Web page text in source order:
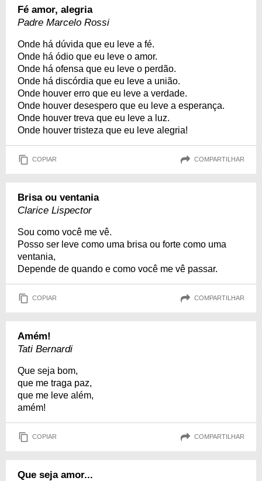
Fé amor, alegria
Padre Marcelo Rossi
Onde há dúvida que eu leve a fé.
Onde há ódio que eu leve o amor.
Onde há ofensa que eu leve o perdão.
Onde há discórdia que eu leve a união.
Onde houver erro que eu leve a verdade.
Onde houver desespero que eu leve a esperança.
Onde houver treva que eu leve a luz.
Onde houver tristeza que eu leve alegria!
COPIAR COMPARTILHAR
Brisa ou ventania
Clarice Lispector
Sou como você me vê.
Posso ser leve como uma brisa ou forte como uma
ventania,
Depende de quando e como você me vê passar.
COPIAR COMPARTILHAR
Amém!
Tati Bernardi
Que seja bom,
que me traga paz,
que me leve além,
amém!
COPIAR COMPARTILHAR
Que seja amor...